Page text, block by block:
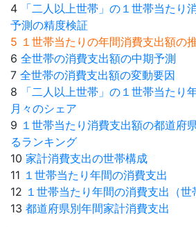
4
「二人以上世帯」の１世帯当たり
予測の精度検証
5 １世帯当たりの年間消費支出額の
6 全世帯の消費支出額の中期予測
7 全世帯の消費支出額の変動要因
8
「二人以上世帯」の１世帯当たり
月々のシェア
9 １世帯当たり消費支出額の都道府
るランキング
10 家計消費支出の世帯構成
11 １世帯当たり年間の消費支出
12 １世帯当たり年間の消費支出（世
13 都道府県別年間家計消費支出